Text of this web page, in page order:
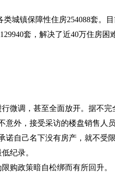
类城镇保障性住房254088套。
129940套，解决了近40万住房困
微调，甚至全面放开。据不
意外，接受采访的楼盘销售人
自己名下没有房产，就不受
纪录。
购政策暗自松绑而有所回升。